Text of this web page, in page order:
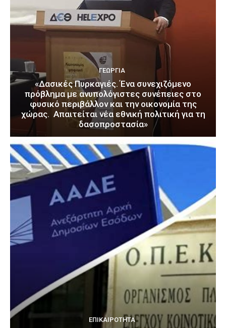
ΓΕΩΡΓΊΑ
«Δασικές Πυρκαγιές. Ένα συνεχιζόμενο
πρόβλημα με ανυπολόγιστες συνέπειες στο
φυσικό περιβάλλον και την οικονομία της
χώρας. Απαιτείται νέα εθνική πολιτική για τη
δασοπροστασία»
ΕΠΙΚΑΙΡΌΤΗΤΑ